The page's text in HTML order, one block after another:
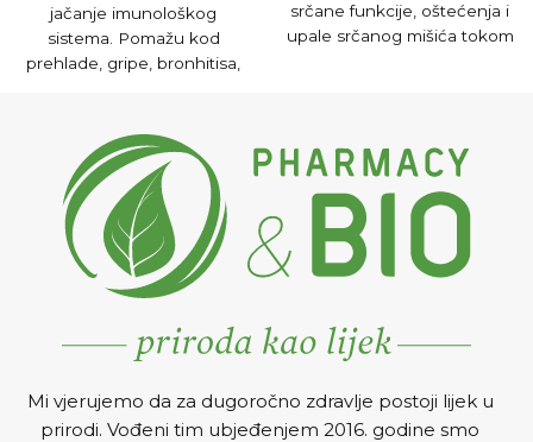
jačanje imunološkog
sistema. Pomažu kod
prehlade, gripe, bronhitisa,
upala i infekcija mokraćnog
mjehura, vaginalnih infekcija
i kod uvećane prostate.
srčane funkcije, oštećenja i
upale srčanog mišića tokom
Mi vjerujemo da za dugoročno zdravlje postoji lijek u
prirodi. Vođeni tim ubjeđenjem 2016. godine smo